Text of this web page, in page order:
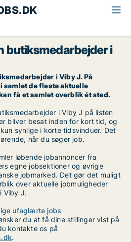
butiksmedarbejder i
i Viby J. På
samlet de fleste aktuelle
få et samlet overblik ét sted.
i Viby J på listen
bliver besat inden for kort tid, og
synlige i korte tidsvinduer. Det
når du søger job.
løbende jobannoncer fra
egne jobsektioner og øvrige
jobmarked. Det gør det muligt
over aktuelle jobmuligheder
Viby J.
ufaglærte jobs
du at få dine stillinger vist på
kontakte os på
.